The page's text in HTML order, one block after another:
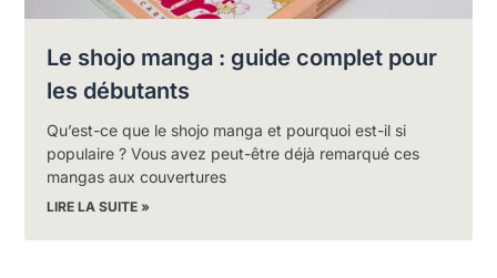
Le shojo manga : guide complet pour
les débutants
Qu’est-ce que le shojo manga et pourquoi est-il si
populaire ? Vous avez peut-être déjà remarqué ces
mangas aux couvertures
LIRE LA SUITE »